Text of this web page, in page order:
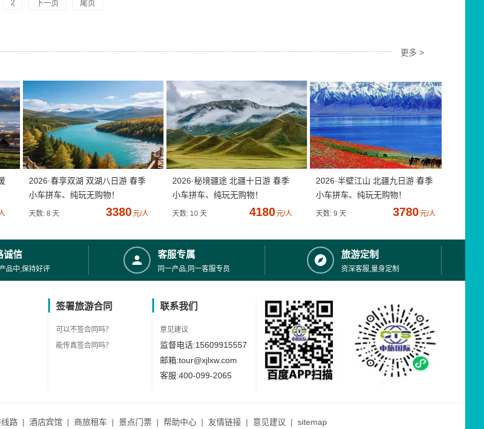
2 下一页 尾页
更多 >
2026·春享双湖 双湖八日游 春季
小车拼车、纯玩无购物！
天数: 8 天 3380元/人
2026·秘境疆途 北疆十日游 春季
小车拼车、纯玩无购物！
天数: 10 天 4180元/人
2026·半壁江山 北疆九日游 春季
小车拼车、纯玩无购物！
天数: 9 天 3780元/人
诚信
品中,保持好评
客服专属
同一产品,同一客服专员
旅游定制
资深客服,量身定制
签署旅游合同
可以不签合同吗？
能传真签合同吗？
联系我们
意见建议
监督电话:15609915557
邮箱:tour@xjlxw.com
客服:400-099-2065
路 | 酒店宾馆 | 商旅租车 | 景点门票 | 帮助中心 | 友情链接 | 意见建议 | sitemap